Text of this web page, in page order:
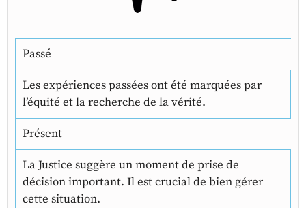
Passé
Les expériences passées ont été marquées par
l’équité et la recherche de la vérité.
Présent
La Justice suggère un moment de prise de
décision important. Il est crucial de bien gérer
cette situation.